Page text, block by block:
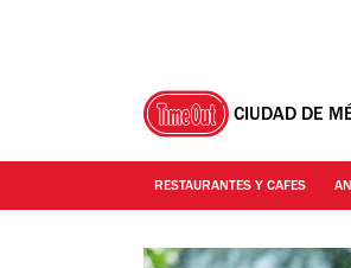
CIUDAD DE
RESTAURANTES Y CAFES